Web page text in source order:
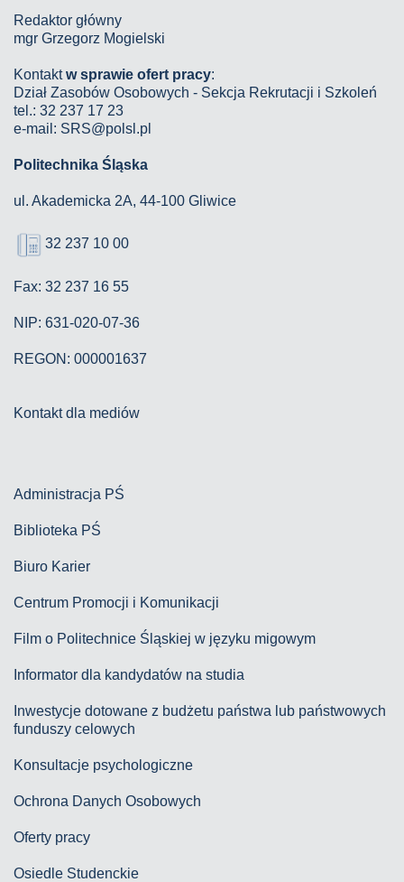
Redaktor główny
mgr Grzegorz Mogielski
Kontaktw sprawie ofert pracy:
Dział Zasobów Osobowych - Sekcja Rekrutacji i Szkoleń
tel.: 32 237 17 23
e-mail: SRS@polsl.pl
Politechnika Śląska
ul. Akademicka 2A, 44-100 Gliwice
32 237 10 00
Fax: 32 237 16 55
NIP: 631-020-07-36
REGON: 000001637
Kontakt dla mediów
Administracja PŚ
Biblioteka PŚ
Biuro Karier
Centrum Promocji i Komunikacji
Film o Politechnice Śląskiej w języku migowym
Informator dla kandydatów na studia
Inwestycje dotowane z budżetu państwa lub państwowych
funduszy celowych
Konsultacje psychologiczne
Ochrona Danych Osobowych
Oferty pracy
Osiedle Studenckie